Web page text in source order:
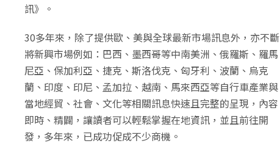
訊》。
30多年來，除了提供歐、美與全球最新市場訊息外，亦不斷
將新興市場例如：巴西、墨西哥等中南美洲、俄羅斯、羅馬
尼亞、保加利亞、捷克、斯洛伐克、匈牙利、波蘭、烏克
蘭、印度、印尼、孟加拉、越南、馬來西亞等自行車產業與
當地經貿、社會、文化等相關訊息快速且完整的呈現，內容
即時、精闢，讓讀者可以輕鬆掌握在地資訊，並且前往開
發，多年來，已成功促成不少商機。